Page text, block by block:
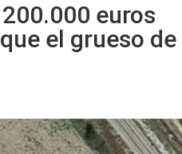
euros
el grueso de